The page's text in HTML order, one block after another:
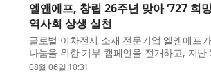
엘앤에프, 창립 26주년 맞아 ‘727 희
역사회 상생 실천
글로벌 이차전지 소재 전문기업 엘앤에프
나눔을 위한 기부 캠페인을 전개하고, 지
밝혔다. 이번 캠페인은 엘앤에프 본사 소
08월 06일 10:31